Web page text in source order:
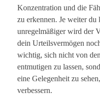
Konzentration und die
zu erkennen. Je weiter du
unregelmäßiger wird der
dein Urteilsvermögen
wichtig, sich nicht von
entmutigen zu lassen,
eine Gelegenheit zu
verbessern.